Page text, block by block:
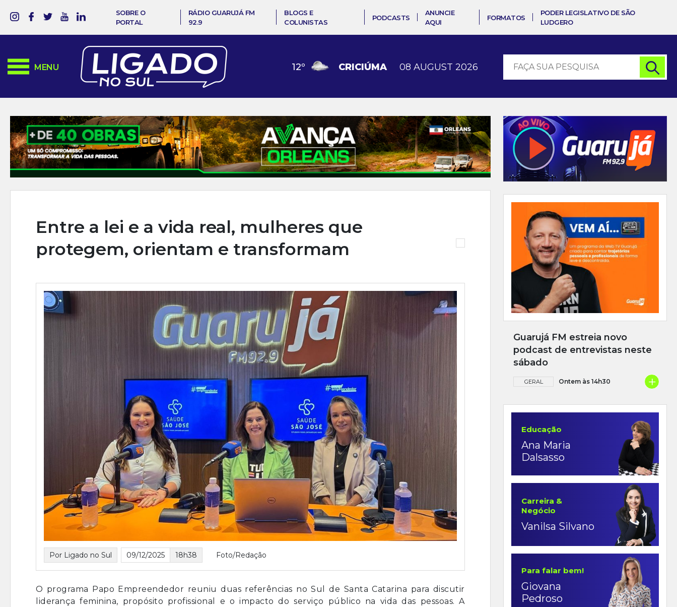
SOBRE O
PORTAL
RÁDIO GUARUJÁ FM
92.9
BLOGS E
COLUNISTAS
PODCASTS
ANUNCIE
AQUI
FORMATOS
PODER LEGISLATIVO DE SÃO
LUDGERO
MENU 12º CRICIÚMA 08 AUGUST 2026
Entre a lei e a vida real, mulheres que
protegem, orientam e transformam
Por Ligado no Sul 09/12/2025 18h38 Foto/Redação
O programa Papo Empreendedor reuniu duas referências no Sul de Santa Catarina para discutir
liderança feminina, propósito profissional e o impacto do serviço público na vida das pessoas. A
Guarujá FM estreia novo
podcast de entrevistas neste
sábado
GERAL Ontem às 14h30 +
Educação
Ana Maria
Dalsasso
Carreira &
Negócio
Vanilsa Silvano
Para falar bem!
Giovana
Pedroso